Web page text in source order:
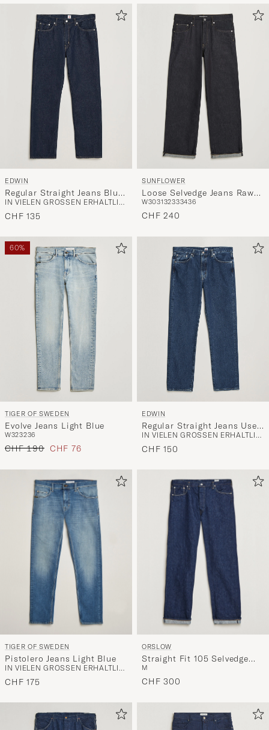
EDWIN
Regular Straight Jeans Blue
Rinsed
IN VIELEN GRÖSSEN ERHÄLTLICH
CHF 135
SUNFLOWER
Loose Selvedge Jeans Raw
Indigo
W303132333436
CHF 240
60%
TIGER OF SWEDEN
Evolve Jeans Light Blue
W323236
Regulärer Preis
CHF 190 Reduzierter Preis
CHF 76
EDWIN
Regular Straight Jeans Used
Mid Blue
IN VIELEN GRÖSSEN ERHÄLTLICH
CHF 150
TIGER OF SWEDEN
Pistolero Jeans Light Blue
IN VIELEN GRÖSSEN ERHÄLTLICH
CHF 175
ORSLOW
Straight Fit 105 Selvedge
Jeans One Wash
M
CHF 300